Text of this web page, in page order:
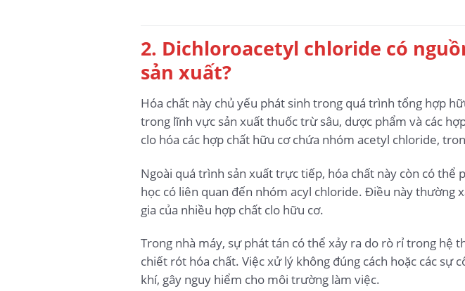
2. Dichloroacetyl chloride có
sản xuất?
Hóa chất này chủ yếu phát sinh trong quá trình tổng hợp
trong lĩnh vực sản xuất thuốc trừ sâu, dược phẩm và các
clo hóa các hợp chất hữu cơ chứa nhóm acetyl chloride,
Ngoài quá trình sản xuất trực tiếp, hóa chất này còn có
học có liên quan đến nhóm acyl chloride. Điều này thường
gia của nhiều hợp chất clo hữu cơ.
Trong nhà máy, sự phát tán có thể xảy ra do rò rỉ trong hệ
chiết rót hóa chất. Việc xử lý không đúng cách hoặc các sự
khí, gây nguy hiểm cho môi trường làm việc.